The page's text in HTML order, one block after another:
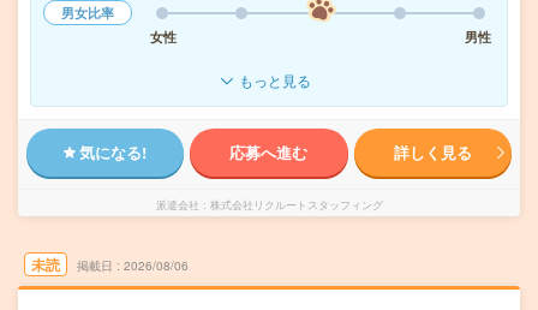
男女比率
女性
男性
もっと見る
気になる! 応募へ進む 詳しく見る
派遣会社 株式会社リクルートスタッフィング
未読 掲載日 2026/08/06